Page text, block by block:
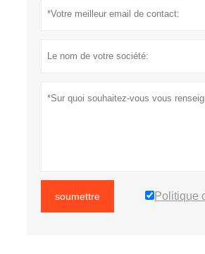
soumettre Politique